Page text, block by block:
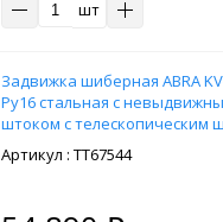
шт
Задвижка шиберная ABRA
Ру16 стальная с
штоком с телескопическим
1300-1800 мм, на штурвал,
управление Т-образный
: ТТ67544